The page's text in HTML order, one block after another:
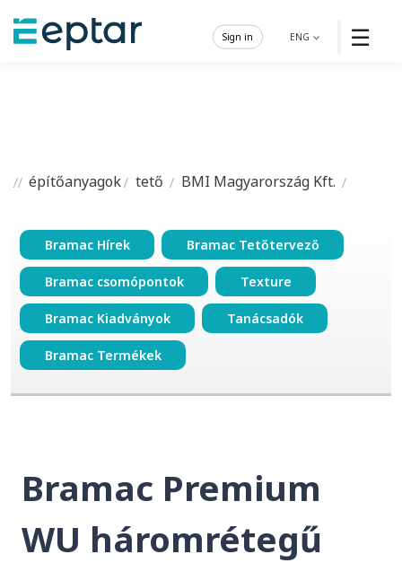
☰
ENG
Sign in
építőanyagok tető BMI Magyarország Kft.
Bramac Hírek Bramac Tetőtervező
Bramac csomópontok Texture
Bramac Kiadványok Tanácsadók
Bramac Termékek
Bramac Premium
WU háromrétegű